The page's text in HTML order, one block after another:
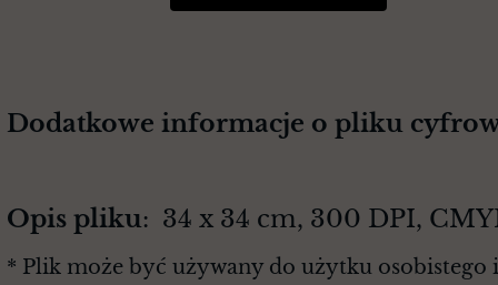
Dodatkowe informacje o pliku
Opis pliku: 34 x 34 cm, 300 DPI,
* Plik może być używany do użytku osobistego